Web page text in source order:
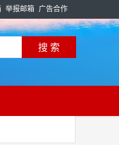
举报邮箱 广告合作